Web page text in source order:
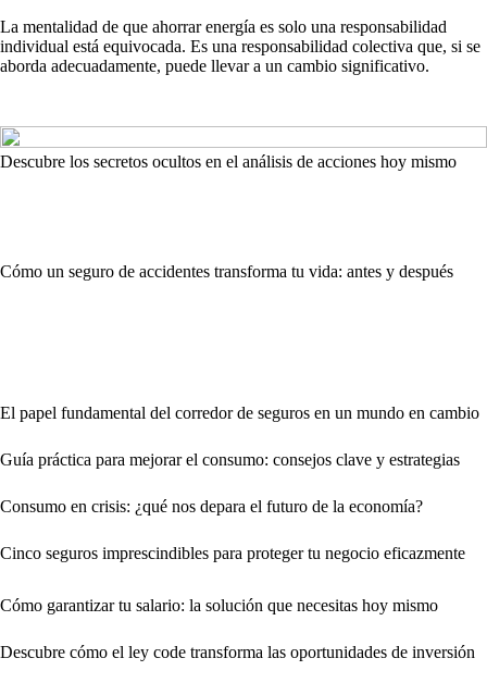
La mentalidad de que ahorrar energía es solo una responsabilidad
individual está equivocada. Es una responsabilidad colectiva que, si se
aborda adecuadamente, puede llevar a un cambio significativo.
Descubre los secretos ocultos en el análisis de acciones hoy mismo
Cómo un seguro de accidentes transforma tu vida: antes y después
El papel fundamental del corredor de seguros en un mundo en cambio
Guía práctica para mejorar el consumo: consejos clave y estrategias
Consumo en crisis: ¿qué nos depara el futuro de la economía?
Cinco seguros imprescindibles para proteger tu negocio eficazmente
Cómo garantizar tu salario: la solución que necesitas hoy mismo
Descubre cómo el ley code transforma las oportunidades de inversión